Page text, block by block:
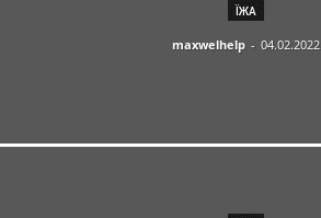
ЇЖА
maxwelhelp - 04.02.2022